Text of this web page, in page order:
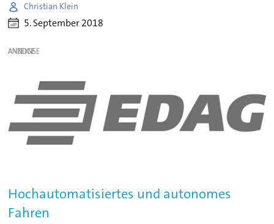
Christian Klein
5. September 2018
ANZEIGE
Hochautomatisiertes und autonomes
Fahren